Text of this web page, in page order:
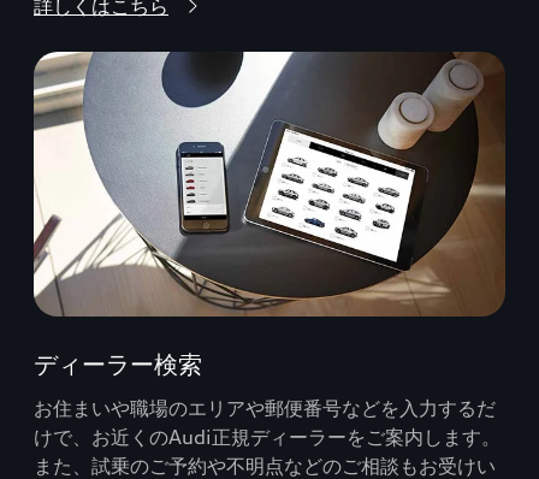
詳しくはこちら
ディーラー検索
お住まいや職場のエリアや郵便番号などを入力するだ
けで、お近くのAudi正規ディーラーをご案内します。
また、試乗のご予約や不明点などのご相談もお受けい